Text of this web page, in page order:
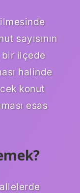
sayısının
bir ilçede
halinde
konut
esas